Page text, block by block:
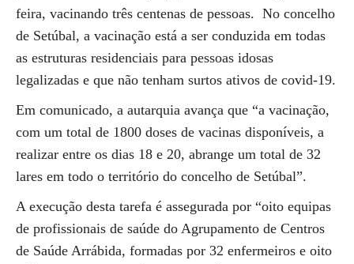
feira, vacinando três centenas de pessoas. No concelho
de Setúbal, a vacinação está a ser conduzida em todas
as estruturas residenciais para pessoas idosas
legalizadas e que não tenham surtos ativos de covid-19.
Em comunicado, a autarquia avança que “a vacinação,
com um total de 1800 doses de vacinas disponíveis, a
realizar entre os dias 18 e 20, abrange um total de 32
lares em todo o território do concelho de Setúbal”.
A execução desta tarefa é assegurada por “oito equipas
de profissionais de saúde do Agrupamento de Centros
de Saúde Arrábida, formadas por 32 enfermeiros e oito